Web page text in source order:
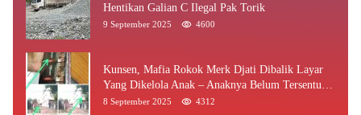
Hentikan Galian C Ilegal Pak Torik
9 September 2025 4600
Kunsen, Mafia Rokok Merk Djati Dibalik Layar
Yang Dikelola Anak – Anaknya Belum Tersentuh
Bea Cukai Jambi
8 September 2025 4312